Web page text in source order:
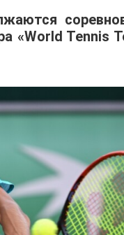
«World Tennis